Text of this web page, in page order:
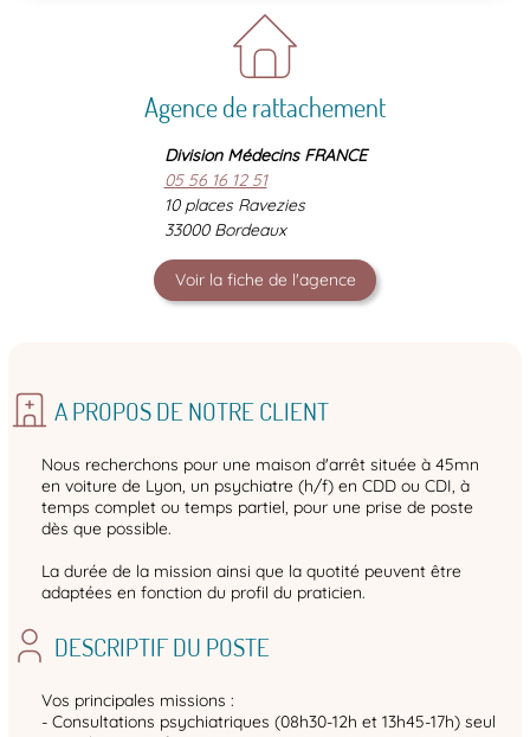
Agence de rattachement
Division Médecins FRANCE
05 56 16 12 51
10 places Ravezies
33000 Bordeaux
Voir la fiche de l'agence
A PROPOS DE NOTRE CLIENT
Nous recherchons pour une maison d'arrêt située à 45mn
en voiture de Lyon, un psychiatre (h/f) en CDD ou CDI, à
temps complet ou temps partiel, pour une prise de poste
dès que possible.
La durée de la mission ainsi que la quotité peuvent être
adaptées en fonction du profil du praticien.
DESCRIPTIF DU POSTE
Vos principales missions :
- Consultations psychiatriques (08h30-12h et 13h45-17h) seul